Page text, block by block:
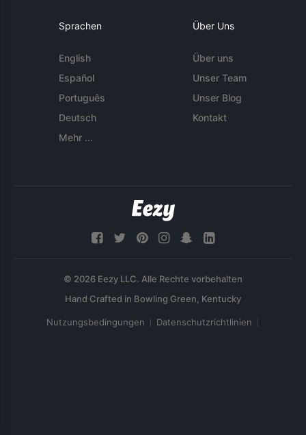
Sprachen
English
Español
Português
Deutsch
Mehr ...
Über Uns
Über uns
Unser Team
Unser Blog
Kontakt
© 2026 Eezy LLC. Alle Rechte vorbehalten
Nutzungsbedingungen Datenschutzrichtlinien